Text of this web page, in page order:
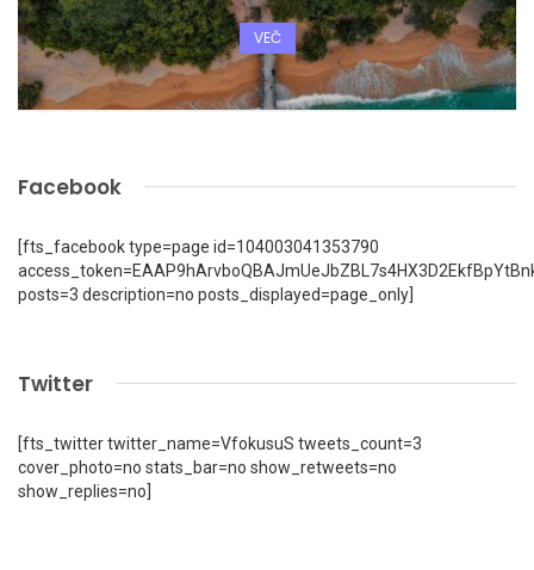
VEČ
Facebook
[fts_facebook type=page id=104003041353790
posts=3 description=no posts_displayed=page_only]
Twitter
[fts_twitter twitter_name=VfokusuS tweets_count=3
cover_photo=no stats_bar=no show_retweets=no
show_replies=no]